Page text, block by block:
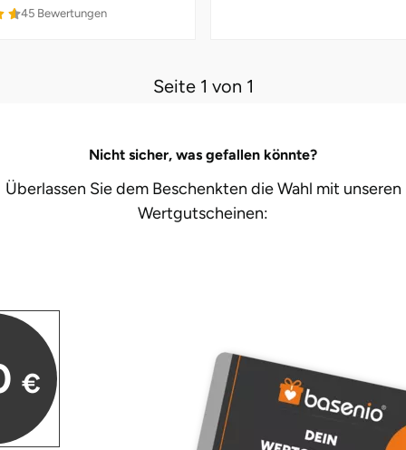
45 Bewertungen
Seite 1 von 1
Nicht sicher, was gefallen könnte?
Überlassen Sie dem Beschenkten die Wahl mit unseren
Wertgutscheinen:
€